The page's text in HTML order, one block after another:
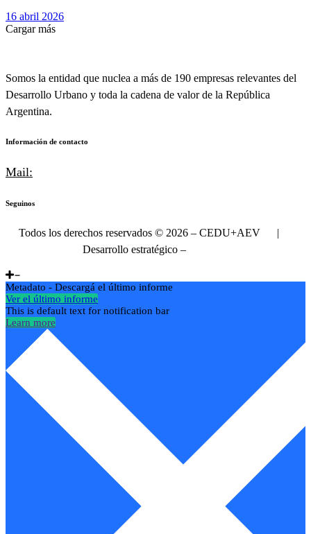
16 abril 2026
Cargar más
Somos la entidad que nuclea a más de 190 empresas relevantes del
Desarrollo Urbano y toda la cadena de valor de la República
Argentina.
Información de contacto
Mail:
Seguinos
Todos los derechos reservados © 2026 – CEDU+AEV |
Desarrollo estratégico –
Metadato - Descargá el último informe
Ver el último informe
This is default text for notification bar
Learn more